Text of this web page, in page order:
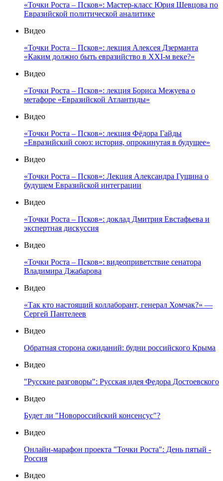
«Точки Роста – Псков»: Мастер-класс Юрия Шевцова по
Евразийской политической аналитике
Видео
«Точки Роста – Псков»: лекция Алексея Дзерманта
«Каким должно быть евразийство в XXI-м веке?»
Видео
«Точки Роста – Псков»: лекция Бориса Межуева о
метафоре «Евразийской Атлантиды»
Видео
«Точки Роста – Псков»: лекция Фёдора Гайды
«Евразийский союз: история, опрокинутая в будущее»
Видео
«Точки Роста – Псков»: Лекция Александра Гущина о
будущем Евразийской интеграции
Видео
«Точки Роста – Псков»: доклад Дмитрия Евстафьева и
экспертная дискуссия
Видео
«Точки Роста – Псков»: видеоприветствие сенатора
Владимира Джабарова
Видео
«Так кто настоящий коллаборант, генерал Хомчак?» —
Сергей Пантелеев
Видео
Обратная сторона ожиданий: будни российского Крыма
Видео
"Русские разговоры": Русская идея Федора Достоевского
Видео
Будет ли "Новороссийский консенсус"?
Видео
Онлайн-марафон проекта "Точки Роста": День пятый -
Россия
Видео